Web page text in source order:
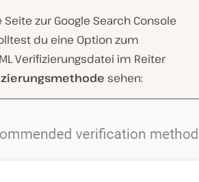
zur Google Search Console
du eine Option zum
Verifizierungsdatei im Reiter
sehen: